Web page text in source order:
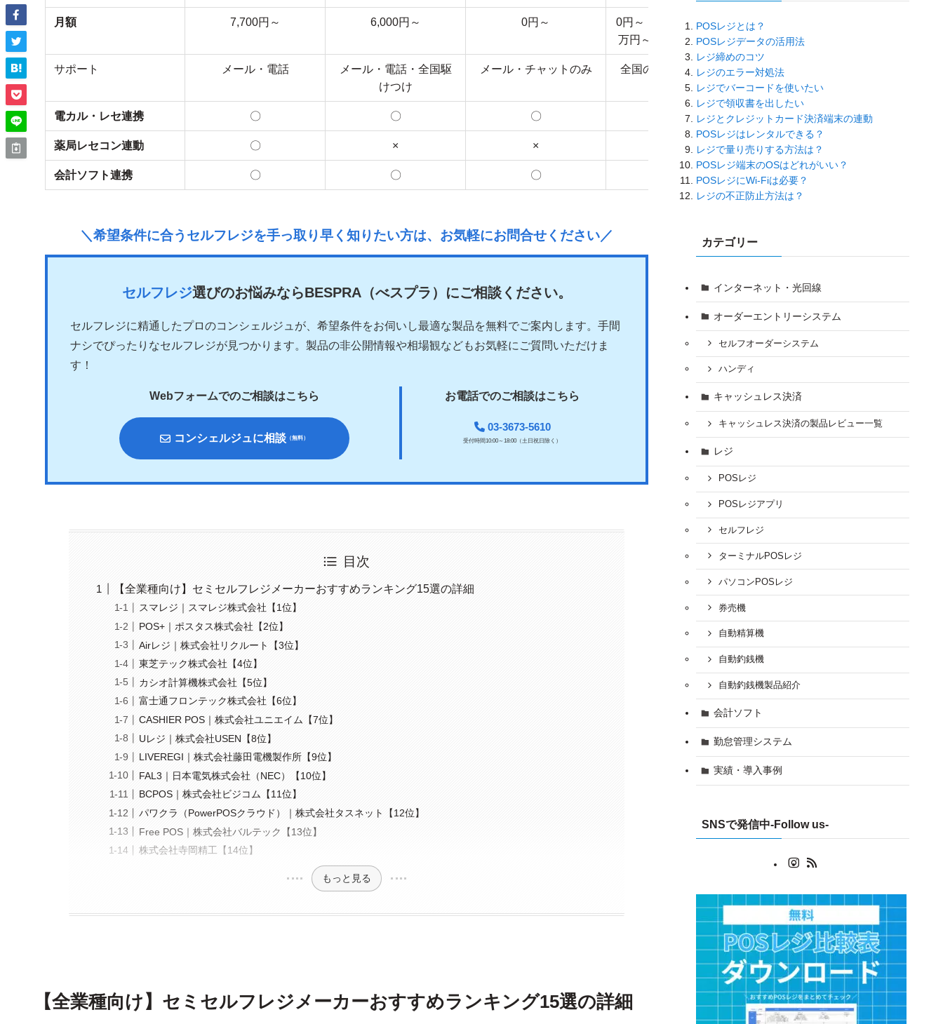
月額 7,700円～ 6,000円～ 0円～
0円～（別途保守費用10
万円～20万円程度/年）
サポート メール・電話
メール・電話・全国駆
けつけ
メール・チャットのみ
全国の営業所から駆け
つけ
電カル・レセ連携 〇 〇 〇
薬局レセコン連動 〇 × ×
会計ソフト連携 〇 〇 〇
＼希望条件に合うセルフレジを手っ取り早く知りたい方は、お気軽にお問合せください／
セルフレジ選びのお悩みならBESPRA（べスプラ）にご相談ください。
セルフレジに精通したプロのコンシェルジュが、希望条件をお伺いし最適な製品を無料でご案内します。手間
ナシでぴったりなセルフレジが見つかります。製品の非公開情報や相場観などもお気軽にご質問いただけま
す！
Webフォームでのご相談はこちら
コンシェルジュに相談 （無料）
お電話でのご相談はこちら
03-3673-5610
受付時間10:00～18:00（土日祝日除く）
目次
【全業種向け】セミセルフレジメーカーおすすめランキング15選の詳細
スマレジ｜スマレジ株式会社【1位】
POS+｜ポスタス株式会社【2位】
Airレジ｜株式会社リクルート【3位】
東芝テック株式会社【4位】
カシオ計算機株式会社【5位】
富士通フロンテック株式会社【6位】
CASHIER POS｜株式会社ユニエイム【7位】
Uレジ｜株式会社USEN【8位】
LIVEREGI｜株式会社藤田電機製作所【9位】
FAL3｜日本電気株式会社（NEC）【10位】
BCPOS｜株式会社ビジコム【11位】
パワクラ（PowerPOSクラウド）｜株式会社タスネット【12位】
Free POS｜株式会社バルテック【13位】
株式会社寺岡精工【14位】
もっと見る
【全業種向け】 セミセルフレジメーカーおすすめランキング15選の詳細
POSレジとは？
POSレジデータの活用法
レジ締めのコツ
レジのエラー対処法
レジでバーコードを使いたい
レジで領収書を出したい
レジとクレジットカード決済端末の連動
POSレジはレンタルできる？
レジで量り売りする方法は？
POSレジ端末のOSはどれがいい？
POSレジにWi-Fiは必要？
レジの不正防止方法は？
カテゴリー
インターネット・光回線
オーダーエントリーシステム
セルフオーダーシステム
ハンディ
キャッシュレス決済
キャッシュレス決済の製品レビュー一覧
レジ
POSレジ
POSレジアプリ
セルフレジ
ターミナルPOSレジ
パソコンPOSレジ
券売機
自動精算機
自動釣銭機
自動釣銭機製品紹介
会計ソフト
勤怠管理システム
実績・導入事例
SNSで発信中-Follow us-